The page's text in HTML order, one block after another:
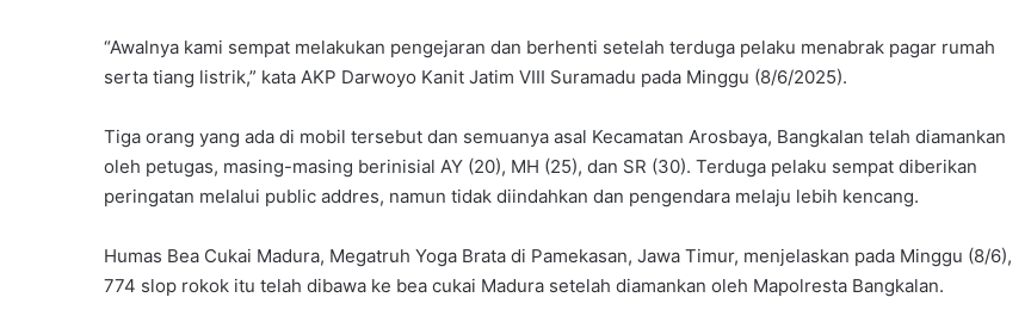
“Awalnya kami sempat melakukan pengejaran dan berhenti setelah terduga pelaku menabrak pagar rumah
serta tiang listrik,” kata AKP Darwoyo Kanit Jatim VIII Suramadu pada Minggu (8/6/2025).
Tiga orang yang ada di mobil tersebut dan semuanya asal Kecamatan Arosbaya, Bangkalan telah diamankan
oleh petugas, masing-masing berinisial AY (20), MH (25), dan SR (30). Terduga pelaku sempat diberikan
peringatan melalui public addres, namun tidak diindahkan dan pengendara melaju lebih kencang.
Humas Bea Cukai Madura, Megatruh Yoga Brata di Pamekasan, Jawa Timur, menjelaskan pada Minggu (8/6),
774 slop rokok itu telah dibawa ke bea cukai Madura setelah diamankan oleh Mapolresta Bangkalan.